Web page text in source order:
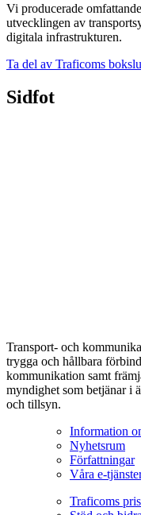
Vi producerade
utvecklingen av
digitala infrastrukturen.
Ta del av Traficoms
Sidfot
Transport- och
trygga och hållbara
kommunikation samt
myndighet som betjänar i
och tillsyn.
Information
Nyhetsrum
Författningar
Våra e-
Traficoms